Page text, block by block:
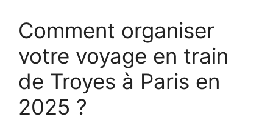
Comment organiser
votre voyage en train
de Troyes à Paris en
2025 ?